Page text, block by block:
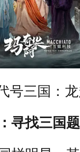
号三国：
寻找三国